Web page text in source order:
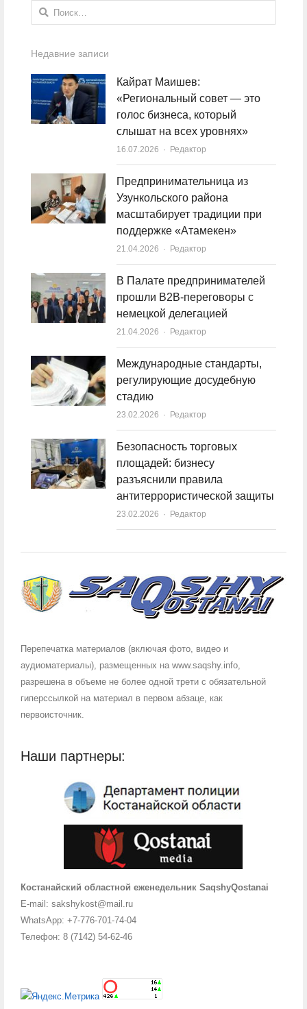
Найти:
Недавние записи
Кайрат Маишев:
«Региональный совет — это
голос бизнеса, который
слышат на всех уровнях»
16.07.2026 Author
Редактор
Предпринимательница из
Узункольского района
масштабирует традиции при
поддержке «Атамекен»
21.04.2026 Author
Редактор
В Палате предпринимателей
прошли B2B-переговоры с
немецкой делегацией
21.04.2026 Author
Редактор
Международные стандарты,
регулирующие досудебную
стадию
23.02.2026 Author
Редактор
Безопасность торговых
площадей: бизнесу
разъяснили правила
антитеррористической защиты
23.02.2026 Author
Редактор
Перепечатка материалов (включая фото, видео и
аудиоматериалы), размещенных на www.saqshy.info,
разрешена в объеме не более одной трети с обязательной
гиперссылкой на материал в первом абзаце, как
первоисточник.
Наши партнеры:
Костанайский областной еженедельник SaqshyQostanai
E-mail: sakshykost@mail.ru
WhatsApp: +7-776-701-74-04
Телефон: 8 (7142) 54-62-46